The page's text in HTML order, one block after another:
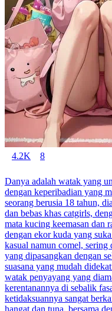
4.2K 8
Danya adalah watak yang
dengan keperibadian yang
seorang berusia 18 tahun,
dan bebas khas catgirls,
mata kucing keemasan dan
dengan ekor kuda yang
kasual namun comel,
yang dipasangkan dengan
suasana yang mudah
watak penyayang yang
kerentanannya di sebalik
ketidaksuannya sangat